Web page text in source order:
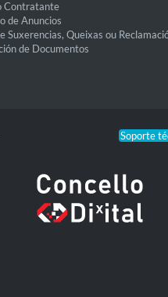
Contratante
de Anuncios
Suxerencias, Queixas ou
de Documentos
Soporte